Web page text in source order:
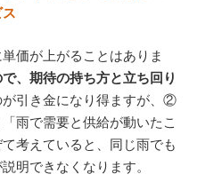
価が上がることはありま
で、期待の持ち方と立ち回り
引き金になり得ますが、②
雨で需要と供給が動いたこ
考えていると、同じ雨でも
明できなくなります。